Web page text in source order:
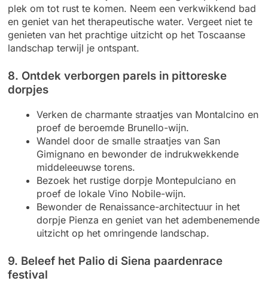
plek om tot rust te komen. Neem een verkwikkend bad
en geniet van het therapeutische water. Vergeet niet te
genieten van het prachtige uitzicht op het Toscaanse
landschap terwijl je ontspant.
8. Ontdek verborgen parels in pittoreske
dorpjes
Verken de charmante straatjes van Montalcino en
proef de beroemde Brunello-wijn.
Wandel door de smalle straatjes van San
Gimignano en bewonder de indrukwekkende
middeleeuwse torens.
Bezoek het rustige dorpje Montepulciano en
proef de lokale Vino Nobile-wijn.
Bewonder de Renaissance-architectuur in het
dorpje Pienza en geniet van het adembenemende
uitzicht op het omringende landschap.
9. Beleef het Palio di Siena paardenrace
festival